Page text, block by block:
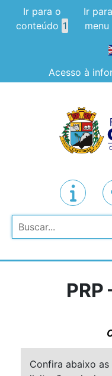
Ir para o
conteúdo 1
Ir
menu
Acesso à
Pesquisar
Confira abaixo